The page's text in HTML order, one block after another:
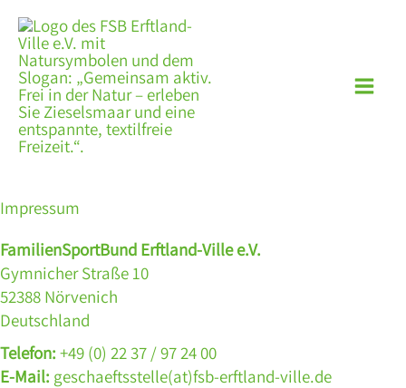
Inhalt
springen
Impressum
FamilienSportBund Erftland-Ville e.V.
Gymnicher Straße 10
52388 Nörvenich
Deutschland
Telefon: +49 (0) 22 37 / 97 24 00
E-Mail: geschaeftsstelle(at)fsb-erftland-ville.de